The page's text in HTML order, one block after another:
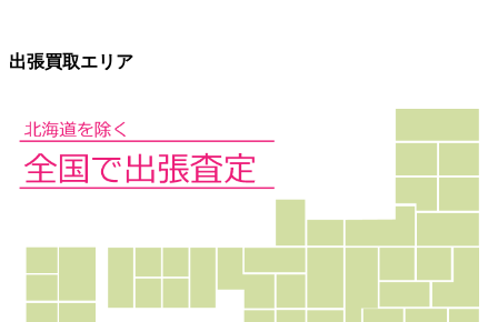
出張買取エリア